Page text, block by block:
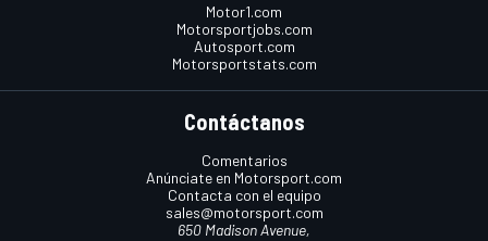
Motor1.com
Motorsportjobs.com
Autosport.com
Motorsportstats.com
Contáctanos
Comentarios
Anúnciate en Motorsport.com
Contacta con el equipo
sales@motorsport.com
650 Madison Avenue,